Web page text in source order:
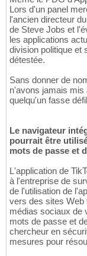
Lors d'un panel
l'ancien directeur
de Steve Jobs et
les applications
division politique et
détestée.
Sans donner de
n'avons jamais mis
quelqu'un fasse
Le navigateur
pourrait être
mots de passe et
L'application de
à l'entreprise de
de l'utilisation de
vers des sites Web
médias sociaux de
mots de passe et
chercheur en
mesures pour